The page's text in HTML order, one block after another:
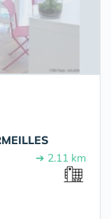
➔ 2.11 km